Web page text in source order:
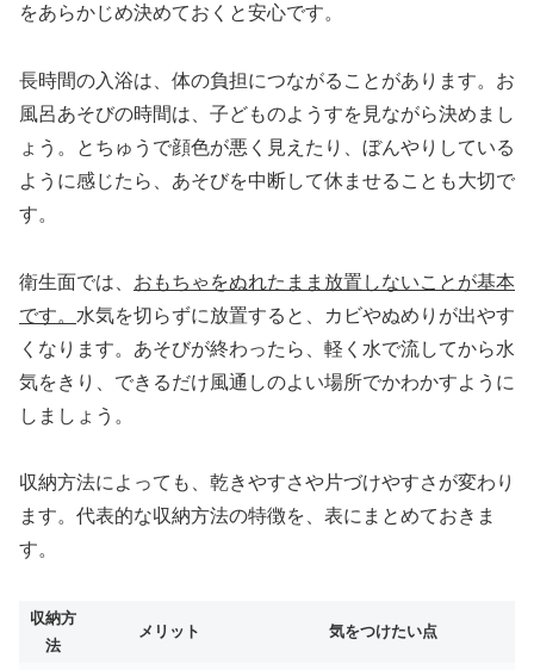
をあらかじめ決めておくと安心です。
長時間の入浴は、体の負担につながることがあります。お
風呂あそびの時間は、子どものようすを見ながら決めまし
ょう。とちゅうで顔色が悪く見えたり、ぼんやりしている
ように感じたら、あそびを中断して休ませることも大切で
す。
衛生面では、 おもちゃをぬれたまま放置しないことが基本
です。 水気を切らずに放置すると、カビやぬめりが出やす
くなります。あそびが終わったら、軽く水で流してから水
気をきり、できるだけ風通しのよい場所でかわかすように
しましょう。
収納方法によっても、乾きやすさや片づけやすさが変わり
ます。代表的な収納方法の特徴を、表にまとめておきま
す。
収納方
法
メリット 気をつけたい点